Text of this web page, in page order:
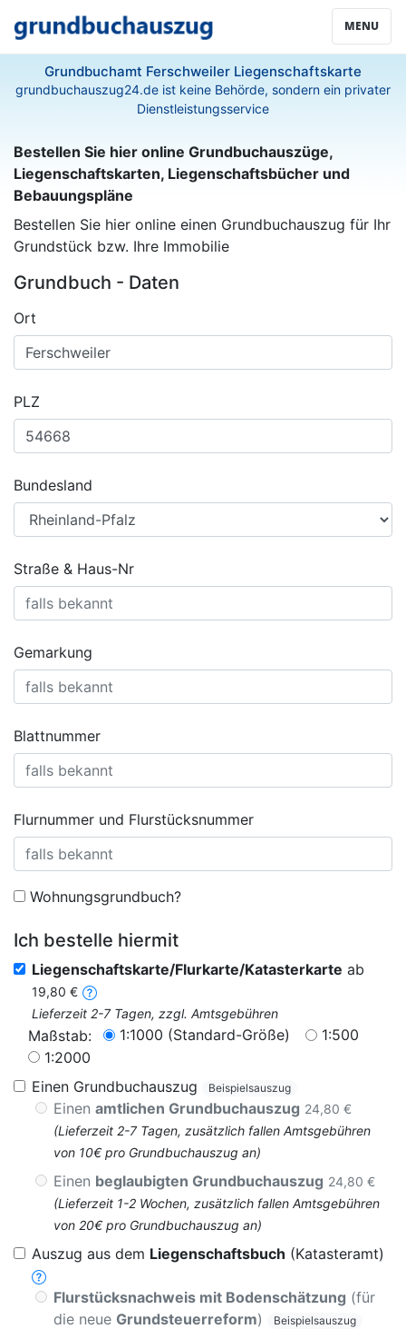
MENU
Grundbuchamt Ferschweiler Liegenschaftskarte
grundbuchauszug24.de ist keine Behörde, sondern ein privater
Dienstleistungsservice
Bestellen Sie hier online Grundbuchauszüge,
Liegenschaftskarten, Liegenschaftsbücher und
Bebauungspläne
Bestellen Sie hier online einen Grundbuchauszug für Ihr
Grundstück bzw. Ihre Immobilie
Grundbuch - Daten
Ort
PLZ
Bundesland
Straße & Haus-Nr
Gemarkung
Blattnummer
Flurnummer und Flurstücksnummer
Wohnungsgrundbuch?
Ich bestelle hiermit
Liegenschaftskarte/Flurkarte/Katasterkarte ab
19,80 €
Lieferzeit 2-7 Tagen, zzgl. Amtsgebühren
Maßstab: 1:1000 (Standard-Größe)
1:500
1:2000
Einen Grundbuchauszug
Beispielsauszug
Einen amtlichen Grundbuchauszug 24,80 €
(Lieferzeit 2-7 Tagen, zusätzlich fallen Amtsgebühren
von 10€ pro Grundbuchauszug an)
Einen beglaubigten Grundbuchauszug 24,80 €
(Lieferzeit 1-2 Wochen, zusätzlich fallen Amtsgebühren
von 20€ pro Grundbuchauszug an)
Auszug aus dem Liegenschaftsbuch (Katasteramt)
Flurstücksnachweis mit Bodenschätzung (für
die neue Grundsteuerreform) Beispielsauszug